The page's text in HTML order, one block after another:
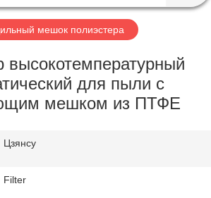
мешок полиэстера
высокотемпературный
для пыли с
мешком из ПТФЕ
Цзянсу
Filter